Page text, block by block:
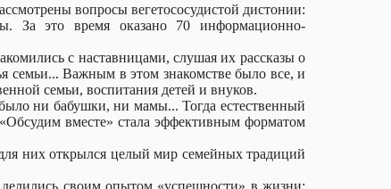
вопросы вегетососудистой дистонии:
За это время оказано 70 информационно-
с наставницами, слушая их рассказы о
семьи... Важным в этом знакомстве было все, и
семьи, воспитания детей и внуков.
ни бабушки, ни мамы... Тогда естественный
вместе» стала эффективным форматом
для них открылся целый мир семейных традиций
своим опытом «успешности» в жизни: